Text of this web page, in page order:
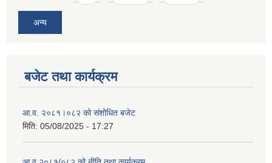
अन्य
बजेट तथा कार्यक्रम
आ.व. २०८१।०८२ को संशोधित बजेट
मिति: 05/08/2025 - 17:27